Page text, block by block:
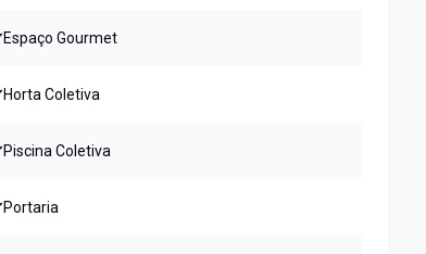
Espaço Gourmet
Horta Coletiva
Piscina Coletiva
Portaria